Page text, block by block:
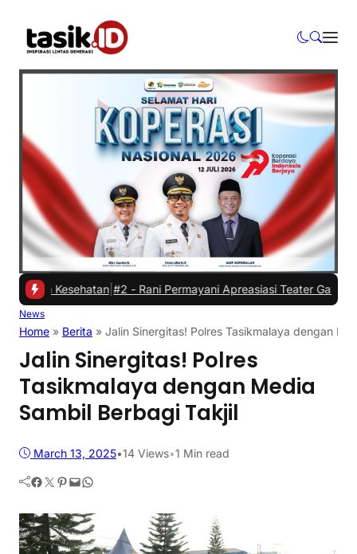
Kesehatan|#2 -Rani Permayani Apreasiasi Teater Gawe SMKN
News
Home » Berita » Jalin Sinergitas! Polres Tasikmalaya dengan
Jalin Sinergitas! Polres
Tasikmalaya dengan Media
Sambil Berbagi Takjil
March 13, 2025•14 Views•1 Min read
Facebook Twitter Pinterest Mail WhatsApp